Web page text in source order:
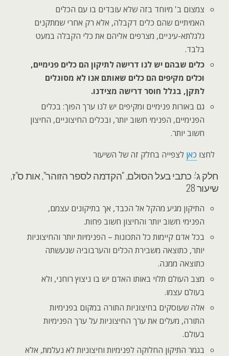
צמצום ב' מיוחד בזה שלא עובדים בו עם הכלים
האמיתיים שהם כלים דקבלה, אלא רק אחרי שמתקנים
גלגלתא-עיניים, מצרפים אליהם את כלי הקבלה במעט
בלבד.
כלים שבהם יש לנו דרישה לתיקון הם כלים פנימיים,
וכלים מקיפים הם כלים שאותם אנו לא מסוגלים
לתקן, בגלל חוסר דרישה מצידנו.
גם באורות פנימיים ומקיפים יש לנו ערך הפוך: בכלים
הפנימיים, הפנימי חשוב יותר, ובכלים החיצוניים, החיצון
חשוב יותר.
לחצו כאן לצפייה בחלק זה של השיעור
חלק ג': כתבי בעל הסולם, "הקדמה לספר הזוהר", אות ס"ז,
שיעור 28
התיקון מגיע מהקל אל הכבד, אך בתיקונים עצמם,
הפנימי חשוב יותר והחיצון חשוב פחות.
בכל אדם קיימות כל התכונות – הפנימיות יותר והחיצוניות
יותר, כתוצאה משבירת הכלים והערבוביה שנעשתה
כתוצאה ממנה.
מצב העולם תלוי באותו האדם יש בו ניצוץ רוחני, ולא
בעולם עצמו.
אלה שעוסקים בחיצוניות התורה במקום בפנימיות
התורה, מעלים את ערך החיצוניות על ערך הפנימיות
בעולם.
בגמר התיקון החלוקה לפנימיות וחיצוניות לא נעלמת, אלא